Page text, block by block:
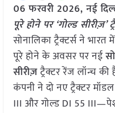
06 फरवरी 2026, नई
पूरे होने पर ‘गोल्ड सीरीज़’
सोनालिका ट्रैक्टर्स ने
पूरे होने के अवसर पर नई
सीरीज़ट्रैक्टर रेंज लॉन्च
कंपनी ने दो नए ट्रैक्टर
III और गोल्ड DI 55